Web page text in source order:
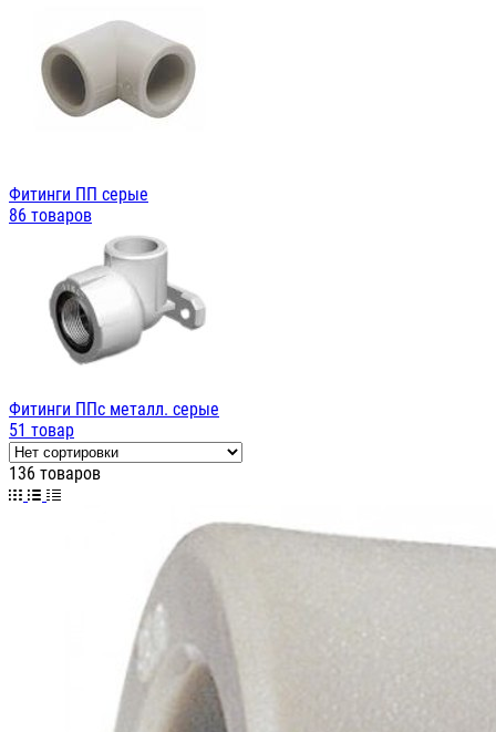
Фитинги ПП серые
86 товаров
Фитинги ППс металл. серые
51 товар
136 товаров